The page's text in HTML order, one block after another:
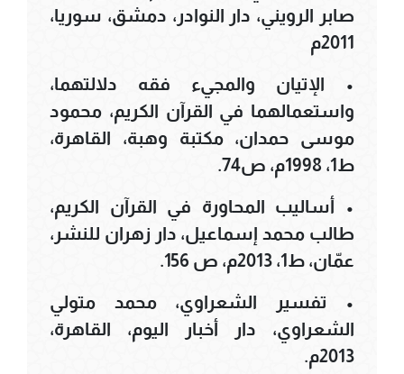
صابر الرويني، دار النوادر، دمشق، سوريا،
2011م
• الإتيان والمجيء فقه دلالتهما،
واستعمالهما في القرآن الكريم، محمود
موسى حمدان، مكتبة وهبة، القاهرة،
ط1، 1998م، ص74.
• أساليب المحاورة في القرآن الكريم،
طالب محمد إسماعيل، دار زهران للنشر،
عمّان، ط1، 2013م، ص 156.
• تفسير الشعراوي، محمد متولي
الشعراوي، دار أخبار اليوم، القاهرة،
2013م.